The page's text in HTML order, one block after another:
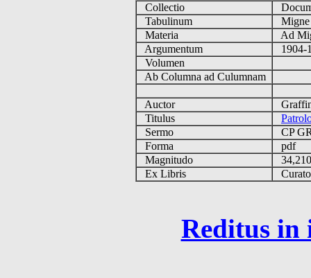
Collectio
Tabulinum
Materia
Ad
Argumentum
1904-
Volumen
Ab Columna ad Culumnam
Auctor
Titulus
Sermo
CP
Forma
pdf
Magnitudo
Ex Libris
Reditus in